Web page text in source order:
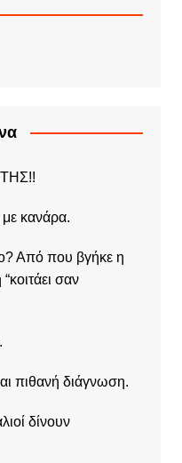
κανάρα.
Από που βγήκε η
σαν
πιθανή διάγνωση.
δίνουν